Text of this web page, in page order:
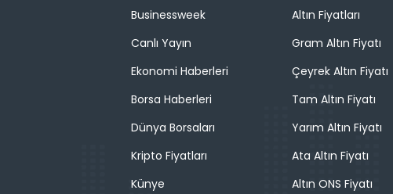
Businessweek
Canlı Yayın
Ekonomi Haberleri
Borsa Haberleri
Dünya Borsaları
Kripto Fiyatları
Künye
Altın Fiyatları
Gram Altın Fiyatı
Çeyrek Altın Fiyatı
Tam Altın Fiyatı
Yarım Altın Fiyatı
Ata Altın Fiyatı
Altın ONS Fiyatı